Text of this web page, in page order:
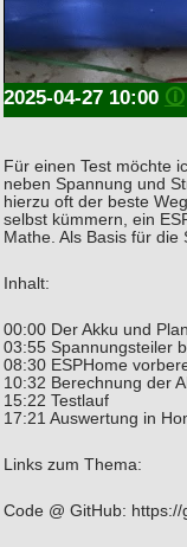
2025-04-27 10:00 🛈
Für einen Test möchte
neben Spannung und
hierzu oft der beste
selbst kümmern, ein
Mathe. Als Basis für
Inhalt:
00:00 Der Akku und Plan
03:55 Spannungsteiler
08:30 ESPHome
10:32 Berechnung der
15:22 Testlauf
17:21 Auswertung in
Links zum Thema:
Code @ GitHub: